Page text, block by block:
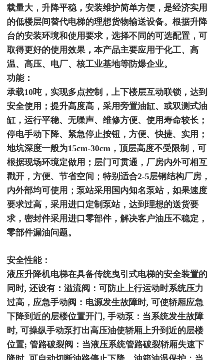
载量大，升降平稳，安装维护简单方便，是经济实用
的低楼层间替代电梯的理想货物输送设备。根据升降
台的安装环境和使用要求，选择不同的可选配置，可
取得更好的使用效果，本产品主要应用于化工、高
温、高压、电厂、核工业基地等防爆企业。
功能：
承载10吨，实现多点控制，上下楼层互动联锁，达到
安全使用；提升高度高，采用旁置油缸、或双测式油
缸，运行平稳、无噪声、维修方便、使用寿命较长；
停电手动下降、紧急停止按钮，方便、快捷、实用；
地坑深度一般为15cm-30cm，顶层高度不受限制，可
根据现场环境定做用；层门可贯通，厂房内外可相互
戳开，方便、节省空间；特别适合2-5层钢结构厂房，
内外部均可使用；泵站采用国内知名泵站，如果速度
要求过高，采用进口定制泵站，达到理想的送货要
求，密封件采用进口零部件，解决客户油压不稳定，
零部件漏油问题。
安全性能：
液压升降机电梯在具备传统曳引式电梯的安全装置的
同时, 还设有：溢流阀：可防止上行运动时系统压力
过高，应急手动阀：电源发生故障时, 可使轿厢应急
下降到近的层楼位置开门, 手动泵：当系统发生故障
时, 可操纵手动泵打出高压油使轿厢上升到近的层楼
位置; 管路破裂阀：当液压系统管路破裂轿厢失速下